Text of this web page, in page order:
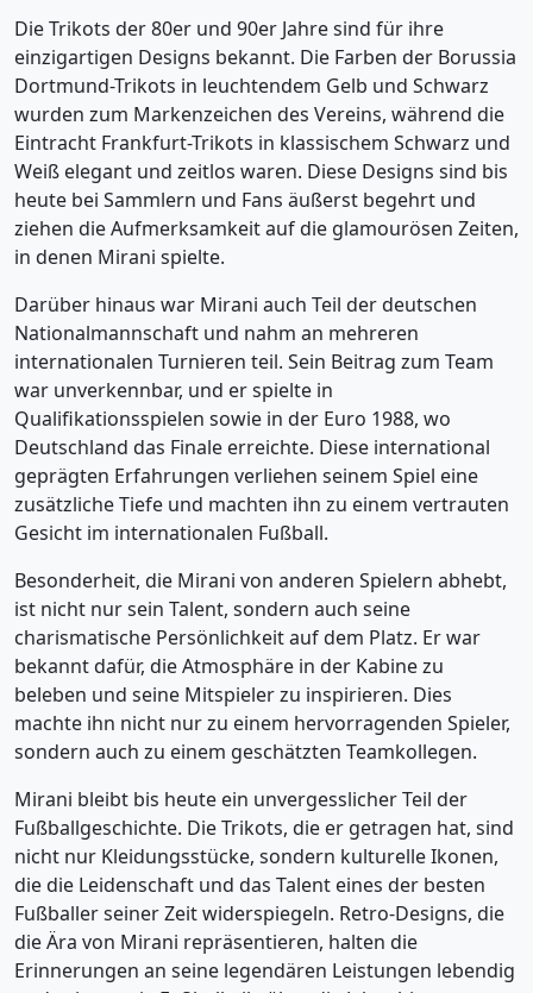
Die Trikots der 80er und 90er Jahre sind für ihre
einzigartigen Designs bekannt. Die Farben der Borussia
Dortmund-Trikots in leuchtendem Gelb und Schwarz
wurden zum Markenzeichen des Vereins, während die
Eintracht Frankfurt-Trikots in klassischem Schwarz und
Weiß elegant und zeitlos waren. Diese Designs sind bis
heute bei Sammlern und Fans äußerst begehrt und
ziehen die Aufmerksamkeit auf die glamourösen Zeiten,
in denen Mirani spielte.
Darüber hinaus war Mirani auch Teil der deutschen
Nationalmannschaft und nahm an mehreren
internationalen Turnieren teil. Sein Beitrag zum Team
war unverkennbar, und er spielte in
Qualifikationsspielen sowie in der Euro 1988, wo
Deutschland das Finale erreichte. Diese international
geprägten Erfahrungen verliehen seinem Spiel eine
zusätzliche Tiefe und machten ihn zu einem vertrauten
Gesicht im internationalen Fußball.
Besonderheit, die Mirani von anderen Spielern abhebt,
ist nicht nur sein Talent, sondern auch seine
charismatische Persönlichkeit auf dem Platz. Er war
bekannt dafür, die Atmosphäre in der Kabine zu
beleben und seine Mitspieler zu inspirieren. Dies
machte ihn nicht nur zu einem hervorragenden Spieler,
sondern auch zu einem geschätzten Teamkollegen.
Mirani bleibt bis heute ein unvergesslicher Teil der
Fußballgeschichte. Die Trikots, die er getragen hat, sind
nicht nur Kleidungsstücke, sondern kulturelle Ikonen,
die die Leidenschaft und das Talent eines der besten
Fußballer seiner Zeit widerspiegeln. Retro-Designs, die
die Ära von Mirani repräsentieren, halten die
Erinnerungen an seine legendären Leistungen lebendig